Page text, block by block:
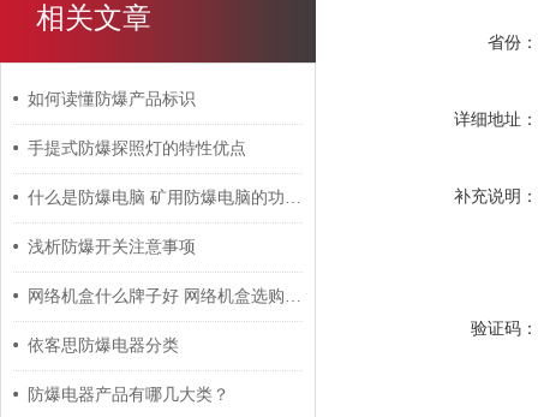
相关文章
如何读懂防爆产品标识
手提式防爆探照灯的特性优点
什么是防爆电脑 矿用防爆电脑的功能特点介绍
浅析防爆开关注意事项
网络机盒什么牌子好 网络机盒选购技巧析读
依客思防爆电器分类
防爆电器产品有哪几大类？
省份：
详细地址：
补充说明：
验证码：